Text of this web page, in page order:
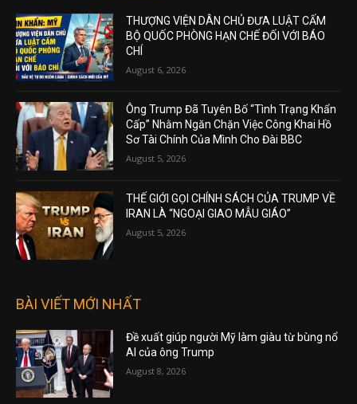
THƯỢNG VIỆN DÂN CHỦ ĐƯA LUẬT CẤM
BỘ QUỐC PHÒNG HẠN CHẾ ĐỐI VỚI BÁO
CHÍ
August 6, 2026
Ông Trump Đã Tuyên Bố “Tình Trạng Khẩn
Cấp” Nhằm Ngăn Chặn Việc Công Khai Hồ
Sơ Tài Chính Của Mình Cho Đài BBC
August 5, 2026
THẾ GIỚI GỌI CHÍNH SÁCH CỦA TRUMP VỀ
IRAN LÀ “NGOẠI GIAO MẪU GIÁO”
August 5, 2026
BÀI VIẾT MỚI NHẤT
Đề xuất giúp người Mỹ làm giàu từ bùng nổ
AI của ông Trump
August 8, 2026